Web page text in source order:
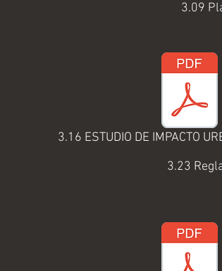
3.09
3.16 ESTUDIO DE IMPACTO
3.23